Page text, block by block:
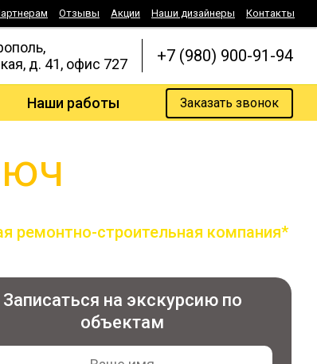
Отзывы Акции Наши дизайнеры Контакты
д. 41, офис 727
+7 (980) 900-91-94
Наши работы Заказать звонок
ремонтно-строительная компания*
Записаться на экскурсию по
объектам